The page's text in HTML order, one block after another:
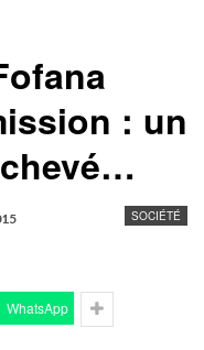
: un
SOCIÉTÉ
WhatsApp